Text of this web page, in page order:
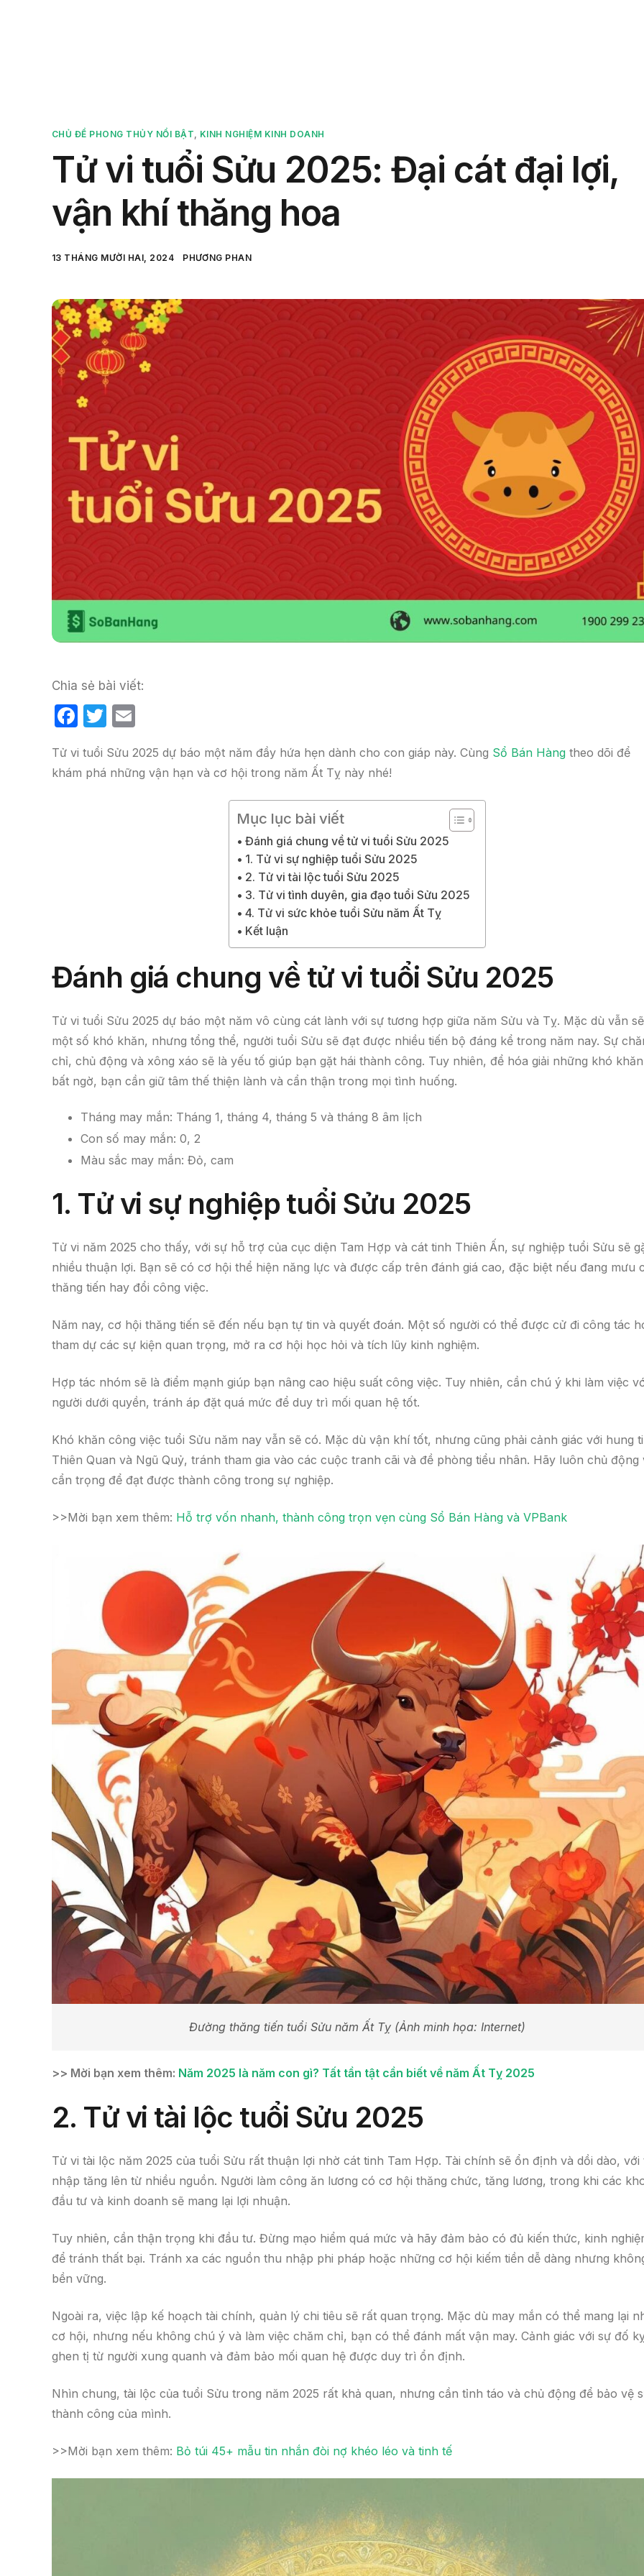
CHỦ ĐỀ PHONG THỦY NỔI BẬT, KINH NGHIỆM KINH DOANH
Tử vi tuổi Sửu 2025: Đại cát đại lợi,
vận khí thăng hoa
13 THÁNG MƯỜI HAI, 2024 PHƯƠNG PHAN
Chia sẻ bài viết:
F
c
e
T
itt
er
ail
Tử vi tuổi Sửu 2025 dự báo một năm đầy hứa hẹn dành cho con giáp này. Cùng Sổ Bán Hàng theo dõi để
khám phá những vận hạn và cơ hội trong năm Ất Tỵ này nhé!
Mục lục bài viết
Đánh giá chung về tử vi tuổi Sửu 2025
1. Tử vi sự nghiệp tuổi Sửu 2025
2. Tử vi tài lộc tuổi Sửu 2025
3. Tử vi tình duyên, gia đạo tuổi Sửu 2025
4. Tử vi sức khỏe tuổi Sửu năm Ất Tỵ
Kết luận
Đánh giá chung về tử vi tuổi Sửu 2025
Tử vi tuổi Sửu 2025 dự báo một năm vô cùng cát lành với sự tương hợp giữa năm Sửu và Tỵ. Mặc dù vẫn
một số khó khăn, nhưng tổng thể, người tuổi Sửu sẽ đạt được nhiều tiến bộ đáng kể trong năm nay. Sự
chỉ, chủ động và xông xáo sẽ là yếu tố giúp bạn gặt hái thành công. Tuy nhiên, để hóa giải những khó khăn
bất ngờ, bạn cần giữ tâm thế thiện lành và cẩn thận trong mọi tình huống.
Tháng may mắn: Tháng 1, tháng 4, tháng 5 và tháng 8 âm lịch
Con số may mắn: 0, 2
Màu sắc may mắn: Đỏ, cam
1. Tử vi sự nghiệp tuổi Sửu 2025
Tử vi năm 2025 cho thấy, với sự hỗ trợ của cục diện Tam Hợp và cát tinh Thiên Ấn, sự nghiệp tuổi Sửu sẽ
nhiều thuận lợi. Bạn sẽ có cơ hội thể hiện năng lực và được cấp trên đánh giá cao, đặc biệt nếu đang mưu
thăng tiến hay đổi công việc.
Năm nay, cơ hội thăng tiến sẽ đến nếu bạn tự tin và quyết đoán. Một số người có thể được cử đi công tác
tham dự các sự kiện quan trọng, mở ra cơ hội học hỏi và tích lũy kinh nghiệm.
Hợp tác nhóm sẽ là điểm mạnh giúp bạn nâng cao hiệu suất công việc. Tuy nhiên, cần chú ý khi làm việc
người dưới quyền, tránh áp đặt quá mức để duy trì mối quan hệ tốt.
Khó khăn công việc tuổi Sửu năm nay vẫn sẽ có. Mặc dù vận khí tốt, nhưng cũng phải cảnh giác với hung
Thiên Quan và Ngũ Quỷ, tránh tham gia vào các cuộc tranh cãi và đề phòng tiểu nhân. Hãy luôn chủ động
cẩn trọng để đạt được thành công trong sự nghiệp.
>>Mời bạn xem thêm: Hỗ trợ vốn nhanh, thành công trọn vẹn cùng Sổ Bán Hàng và VPBank
Đường thăng tiến tuổi Sửu năm Ất Tỵ (Ảnh minh họa: Internet)
>> Mời bạn xem thêm: Năm 2025 là năm con gì? Tất tần tật cần biết về năm Ất Tỵ 2025
2. Tử vi tài lộc tuổi Sửu 2025
Tử vi tài lộc năm 2025 của tuổi Sửu rất thuận lợi nhờ cát tinh Tam Hợp. Tài chính sẽ ổn định và dồi dào, với
nhập tăng lên từ nhiều nguồn. Người làm công ăn lương có cơ hội thăng chức, tăng lương, trong khi các
đầu tư và kinh doanh sẽ mang lại lợi nhuận.
Tuy nhiên, cần thận trọng khi đầu tư. Đừng mạo hiểm quá mức và hãy đảm bảo có đủ kiến thức, kinh
để tránh thất bại. Tránh xa các nguồn thu nhập phi pháp hoặc những cơ hội kiếm tiền dễ dàng nhưng
bền vững.
Ngoài ra, việc lập kế hoạch tài chính, quản lý chi tiêu sẽ rất quan trọng. Mặc dù may mắn có thể mang lại
cơ hội, nhưng nếu không chú ý và làm việc chăm chỉ, bạn có thể đánh mất vận may. Cảnh giác với sự đố
ghen tị từ người xung quanh và đảm bảo mối quan hệ được duy trì ổn định.
Nhìn chung, tài lộc của tuổi Sửu trong năm 2025 rất khả quan, nhưng cần tỉnh táo và chủ động để bảo vệ
thành công của mình.
>>Mời bạn xem thêm: Bỏ túi 45+ mẫu tin nhắn đòi nợ khéo léo và tinh tế